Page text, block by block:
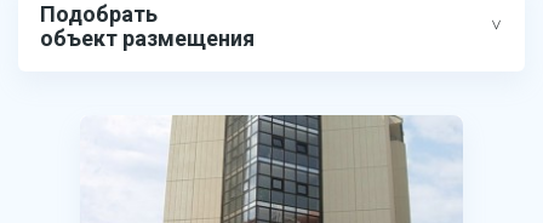
Подобрать
объект размещения